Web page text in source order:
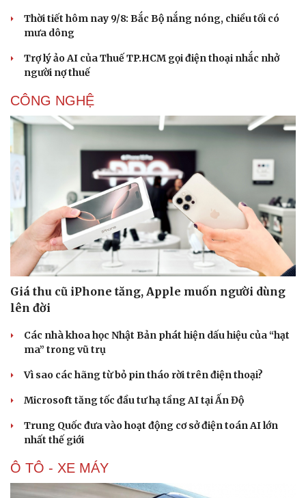
Thời tiết hôm nay 9/8: Bắc Bộ nắng nóng, chiều tối có
mưa dông
Trợ lý ảo AI của Thuế TP.HCM gọi điện thoại nhắc nhở
người nợ thuế
CÔNG NGHỆ
Giá thu cũ iPhone tăng, Apple muốn người dùng
lên đời
Các nhà khoa học Nhật Bản phát hiện dấu hiệu của “hạt
ma” trong vũ trụ
Vì sao các hãng từ bỏ pin tháo rời trên điện thoại?
Microsoft tăng tốc đầu tư hạ tầng AI tại Ấn Độ
Trung Quốc đưa vào hoạt động cơ sở điện toán AI lớn
nhất thế giới
Ô TÔ - XE MÁY